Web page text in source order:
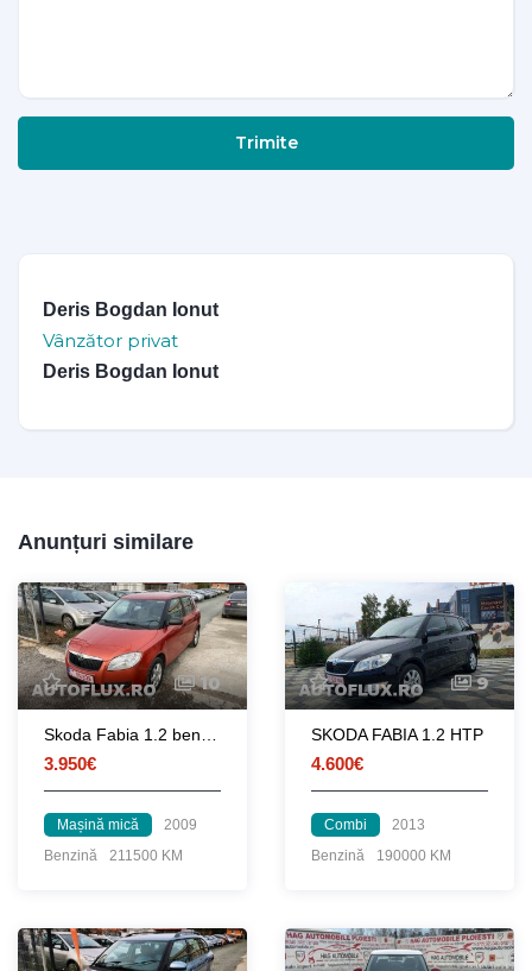
Trimite
Deris Bogdan Ionut
Vânzător privat
Deris Bogdan Ionut
Anunțuri similare
10
3.950€
Mașină mică
2009
Benzină
211500 KM
9
SKODA FABIA 1.2 HTP
4.600€
Combi
2013
Benzină
190000 KM